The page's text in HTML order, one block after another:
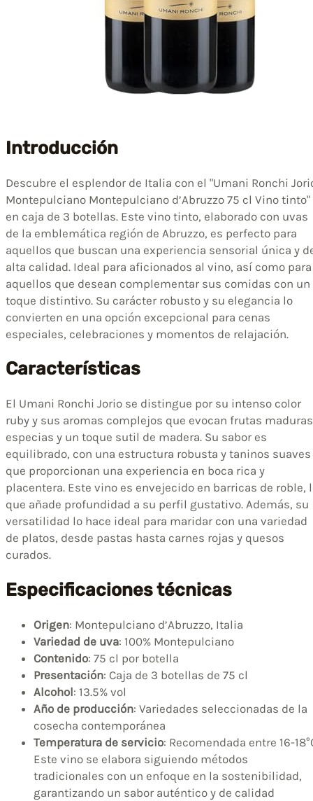
Introducción
Descubre el esplendor de Italia con el "Umani Ronchi
Montepulciano Montepulciano d’Abruzzo 75 cl Vino tinto"
en caja de 3 botellas. Este vino tinto, elaborado con uvas
de la emblemática región de Abruzzo, es perfecto para
aquellos que buscan una experiencia sensorial única y
alta calidad. Ideal para aficionados al vino, así como para
aquellos que desean complementar sus comidas con un
toque distintivo. Su carácter robusto y su elegancia lo
convierten en una opción excepcional para cenas
especiales, celebraciones y momentos de relajación.
Características
El Umani Ronchi Jorio se distingue por su intenso color
ruby y sus aromas complejos que evocan frutas
especias y un toque sutil de madera. Su sabor es
equilibrado, con una estructura robusta y taninos suaves
que proporcionan una experiencia en boca rica y
placentera. Este vino es envejecido en barricas de roble,
que añade profundidad a su perfil gustativo. Además, su
versatilidad lo hace ideal para maridar con una variedad
de platos, desde pastas hasta carnes rojas y quesos
curados.
Especificaciones técnicas
Origen: Montepulciano d’Abruzzo, Italia
Variedad de uva: 100% Montepulciano
Contenido: 75 cl por botella
Presentación: Caja de 3 botellas de 75 cl
Alcohol: 13.5% vol
Año de producción: Variedades seleccionadas de la
cosecha contemporánea
Temperatura de servicio: Recomendada entre 16-
Este vino se elabora siguiendo métodos
tradicionales con un enfoque en la sostenibilidad,
garantizando un sabor auténtico y de calidad